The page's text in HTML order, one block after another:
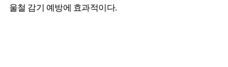
울철 감기 예방에 효과적이다.